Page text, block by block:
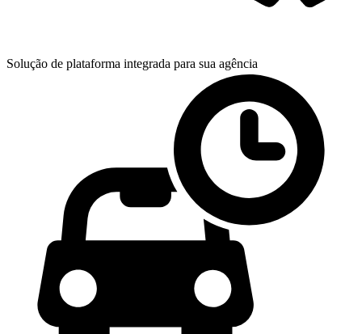
Solução de plataforma integrada para sua agência